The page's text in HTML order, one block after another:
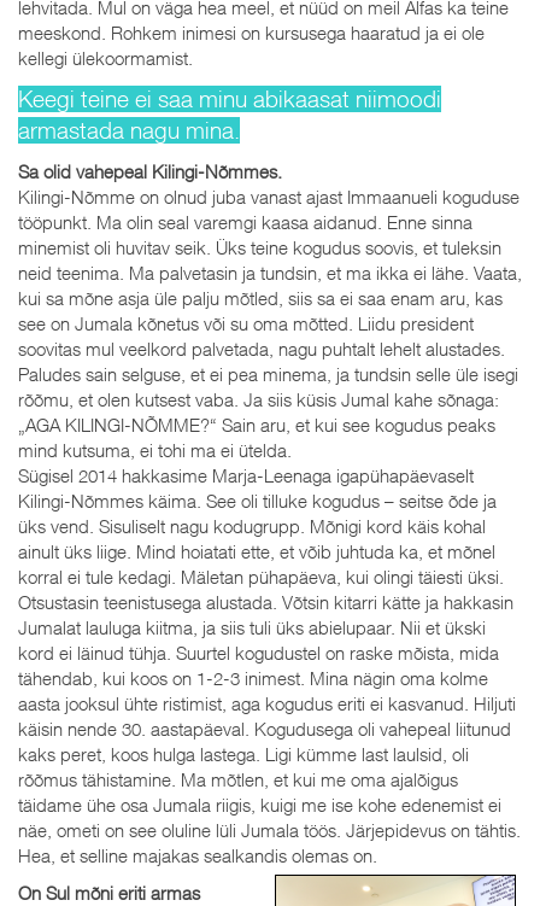
lehvitada. Mul on väga hea meel, et nüüd on meil Alfas ka teine
meeskond. Rohkem inimesi on kursusega haaratud ja ei ole
kellegi ülekoormamist.
Keegi teine ei saa minu abikaasat niimoodi
armastada nagu mina.
Sa olid vahepeal Kilingi-Nõmmes.
Kilingi-Nõmme on olnud juba vanast ajast Immaanueli koguduse
tööpunkt. Ma olin seal varemgi kaasa aidanud. Enne sinna
minemist oli huvitav seik. Üks teine kogudus soovis, et tuleksin
neid teenima. Ma palvetasin ja tundsin, et ma ikka ei lähe. Vaata,
kui sa mõne asja üle palju mõtled, siis sa ei saa enam aru, kas
see on Jumala kõnetus või su oma mõtted. Liidu president
soovitas mul veelkord palvetada, nagu puhtalt lehelt alustades.
Paludes sain selguse, et ei pea minema, ja tundsin selle üle isegi
rõõmu, et olen kutsest vaba. Ja siis küsis Jumal kahe sõnaga:
„AGA KILINGI-NÕMME?“ Sain aru, et kui see kogudus peaks
mind kutsuma, ei tohi ma ei ütelda.
Sügisel 2014 hakkasime Marja-Leenaga igapühapäevaselt
Kilingi-Nõmmes käima. See oli tilluke kogudus – seitse õde ja
üks vend. Sisuliselt nagu kodugrupp. Mõnigi kord käis kohal
ainult üks liige. Mind hoiatati ette, et võib juhtuda ka, et mõnel
korral ei tule kedagi. Mäletan pühapäeva, kui olingi täiesti üksi.
Otsustasin teenistusega alustada. Võtsin kitarri kätte ja hakkasin
Jumalat lauluga kiitma, ja siis tuli üks abielupaar. Nii et ükski
kord ei läinud tühja. Suurtel kogudustel on raske mõista, mida
tähendab, kui koos on 1-2-3 inimest. Mina nägin oma kolme
aasta jooksul ühte ristimist, aga kogudus eriti ei kasvanud. Hiljuti
käisin nende 30. aastapäeval. Kogudusega oli vahepeal liitunud
kaks peret, koos hulga lastega. Ligi kümme last laulsid, oli
rõõmus tähistamine. Ma mõtlen, et kui me oma ajalõigus
täidame ühe osa Jumala riigis, kuigi me ise kohe edenemist ei
näe, ometi on see oluline lüli Jumala töös. Järjepidevus on tähtis.
Hea, et selline majakas sealkandis olemas on.
On Sul mõni eriti armas